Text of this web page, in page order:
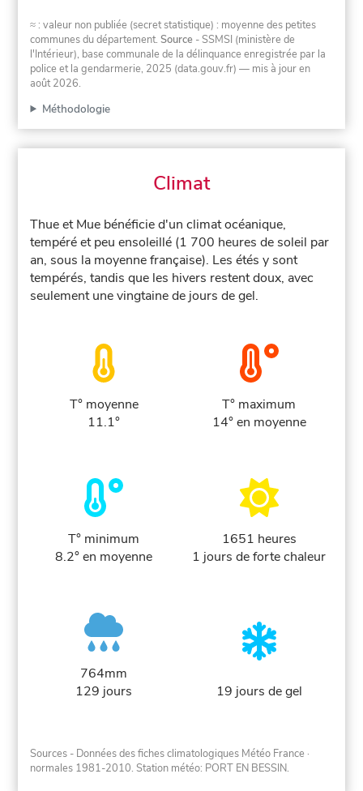
≈ : valeur non publiée (secret statistique) : moyenne des petites
communes du département.Source - SSMSI (ministère de
l'Intérieur), base communale de la délinquance enregistrée par la
police et la gendarmerie, 2025 (data.gouv.fr) — mis à jour en
août 2026.
Méthodologie
Climat
Thue et Mue bénéficie d'un climat océanique,
tempéré et peu ensoleillé (1 700 heures de soleil par
an, sous la moyenne française). Les étés y sont
tempérés, tandis que les hivers restent doux, avec
seulement une vingtaine de jours de gel.
T° moyenne
11.1°
T° maximum
14° en moyenne
T° minimum
8.2° en moyenne
1651 heures
1 jours de forte chaleur
764mm
129 jours
19 jours de gel
Sources - Données des fiches climatologiques Météo France ·
normales 1981-2010. Station météo: PORT EN BESSIN.